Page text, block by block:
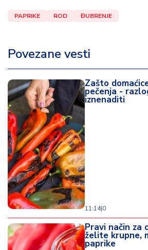
PAPRIKE ROD ĐUBRENJE
Povezane vesti
Zašto
pečenja -
iznenaditi
11:14|0
Pravi način za
želite krupne,
paprike